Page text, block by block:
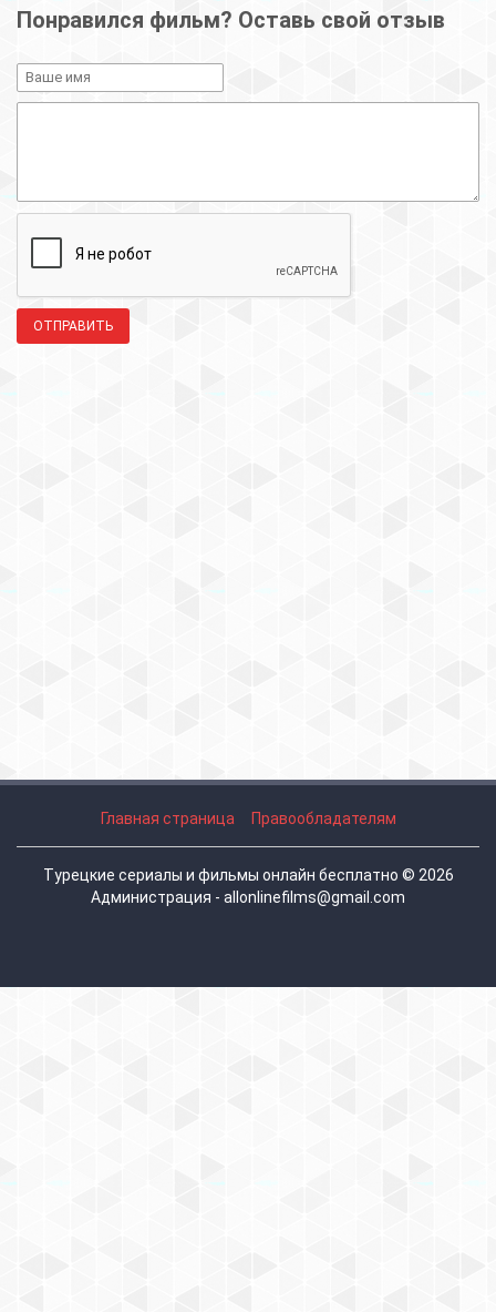
Понравился фильм? Оставь свой отзыв
ОТПРАВИТЬ
Главная страница Правообладателям
Турецкие сериалы и фильмы онлайн бесплатно © 2026
Администрация - allonlinefilms@gmail.com